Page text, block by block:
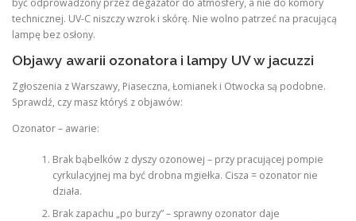
technicznej. UV-C niszczy wzrok i skórę. Nie wolno patrzeć na pracującą
lampę bez osłony.
Objawy awarii ozonatora i lampy UV w jacuzzi
Zgłoszenia z Warszawy, Piaseczna, Łomianek i Otwocka są podobne.
Sprawdź, czy masz któryś z objawów:
Ozonator – awarie:
Brak bąbelków z dyszy ozonowej – przy pracującej pompie
cyrkulacyjnej ma być drobna mgiełka. Cisza = ozonator nie
działa.
Brak zapachu „po burzy” – sprawny ozonator daje